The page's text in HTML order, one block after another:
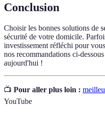
Conclusion
Choisir les bonnes solutions de
sécurité de votre domicile.
investissement réfléchi pour
nos recommandations ci-
aujourd'hui !
📺 Pour aller plus loin :
YouTube